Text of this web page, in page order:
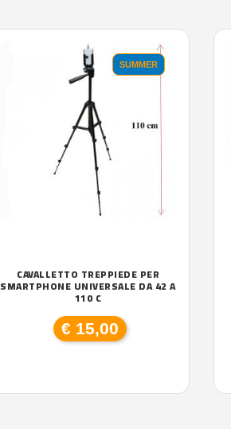
SUMMER
CAVALLETTO TREPPIEDE PER
SMARTPHONE UNIVERSALE DA 42 A
110 C
€ 15,00